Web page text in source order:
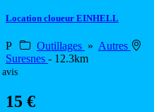
Location cloueur EINHELL
P Outillages » Autres
Suresnes - 12.3km
avis
15 €